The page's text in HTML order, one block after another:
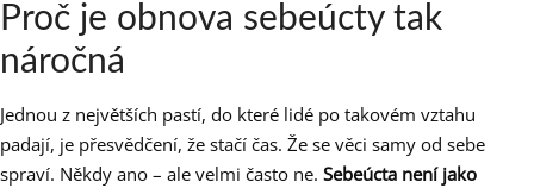
Proč je obnova sebeúcty tak
náročná
Jednou z největších pastí, do které lidé po takovém vztahu
padají, je přesvědčení, že stačí čas. Že se věci samy od sebe
spraví. Někdy ano – ale velmi často ne. Sebeúcta není jako